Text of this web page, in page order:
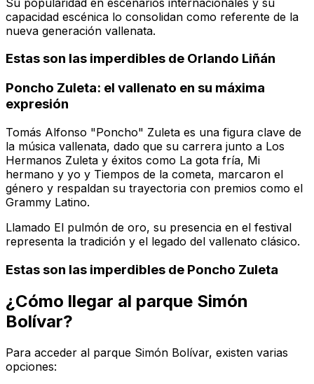
capacidad escénica lo consolidan como referente de la
nueva generación vallenata.
Estas son las imperdibles de Orlando Liñán
Poncho Zuleta: el vallenato en su máxima
expresión
Tomás Alfonso "Poncho" Zuleta es una figura clave de
la música vallenata, dado que su carrera junto a Los
Hermanos Zuleta y éxitos como La gota fría, Mi
hermano y yo y Tiempos de la cometa, marcaron el
género y respaldan su trayectoria con premios como el
Grammy Latino.
Llamado El pulmón de oro, su presencia en el festival
representa la tradición y el legado del vallenato clásico.
Estas son las imperdibles de Poncho Zuleta
¿Cómo llegar al parque Simón
Bolívar?
Para acceder al parque Simón Bolívar, existen varias
opciones: